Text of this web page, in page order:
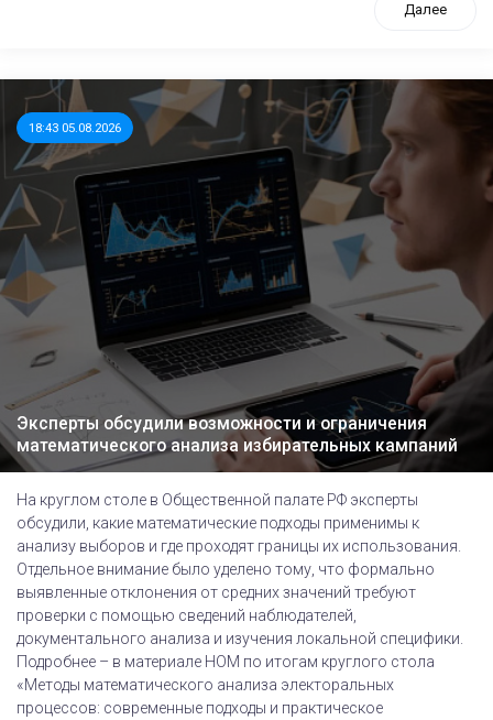
Далее
18:43 05.08.2026
Эксперты обсудили возможности и ограничения
математического анализа избирательных кампаний
На круглом столе в Общественной палате РФ эксперты
обсудили, какие математические подходы применимы к
анализу выборов и где проходят границы их использования.
Отдельное внимание было уделено тому, что формально
выявленные отклонения от средних значений требуют
проверки с помощью сведений наблюдателей,
документального анализа и изучения локальной специфики.
Подробнее – в материале НОМ по итогам круглого стола
«Методы математического анализа электоральных
процессов: современные подходы и практическое